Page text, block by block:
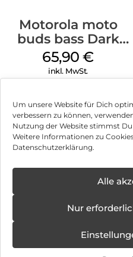
Um unsere Website für Dich
verbessern zu können,
Nutzung der Website stimmst
Weitere Informationen zu
Datenschutzerklärung.
Alle
Nur
Motorola moto
buds bass Dark
Shadow
65,90€
inkl. MwSt.
Impressum
Hinweis zur
Newsletter